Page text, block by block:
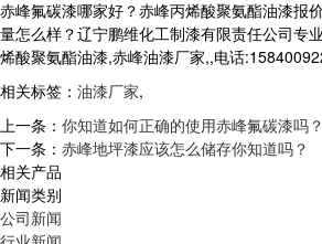
赤峰氟碳漆哪家好？赤峰丙烯酸聚氨酯油漆报
量怎么样？辽宁鹏维化工制漆有限责任公司专
烯酸聚氨酯油漆,赤峰油漆厂家,,电话
相关标签： 油漆厂家,
上一条： 你知道如何正确的使用赤峰氟碳漆吗？
下一条： 赤峰地坪漆应该怎么储存你知道吗？
相关产品
新闻类别
公司新闻